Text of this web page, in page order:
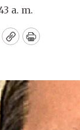
a. m.
CopyPrint